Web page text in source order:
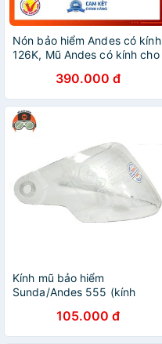
Nón bảo hiểm Andes có kính
126K, Mũ Andes có kính cho
390.000 đ
Kính mũ bảo hiểm
Sunda/Andes 555 (kính
105.000 đ